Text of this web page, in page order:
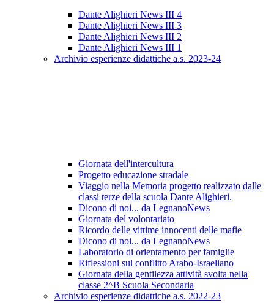
Dante Alighieri News III 4
Dante Alighieri News III 3
Dante Alighieri News III 2
Dante Alighieri News III 1
Archivio esperienze didattiche a.s. 2023-24
Giornata dell'intercultura
Progetto educazione stradale
Viaggio nella Memoria progetto realizzato dalle
classi terze della scuola Dante Alighieri.
Dicono di noi... da LegnanoNews
Giornata del volontariato
Ricordo delle vittime innocenti delle mafie
Dicono di noi... da LegnanoNews
Laboratorio di orientamento per famiglie
Riflessioni sul conflitto Arabo-Israeliano
Giornata della gentilezza attività svolta nella
classe 2^B Scuola Secondaria
Archivio esperienze didattiche a.s. 2022-23